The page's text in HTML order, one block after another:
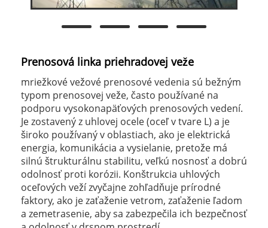
Prenosová linka priehradovej veže
mriežkové vežové prenosové vedenia sú bežným
typom prenosovej veže, často používané na
podporu vysokonapäťových prenosových vedení.
Je zostavený z uhlovej ocele (oceľ v tvare L) a je
široko používaný v oblastiach, ako je elektrická
energia, komunikácia a vysielanie, pretože má
silnú štrukturálnu stabilitu, veľkú nosnosť a dobrú
odolnosť proti korózii. Konštrukcia uhlových
oceľových veží zvyčajne zohľadňuje prírodné
faktory, ako je zaťaženie vetrom, zaťaženie ľadom
a zemetrasenie, aby sa zabezpečila ich bezpečnosť